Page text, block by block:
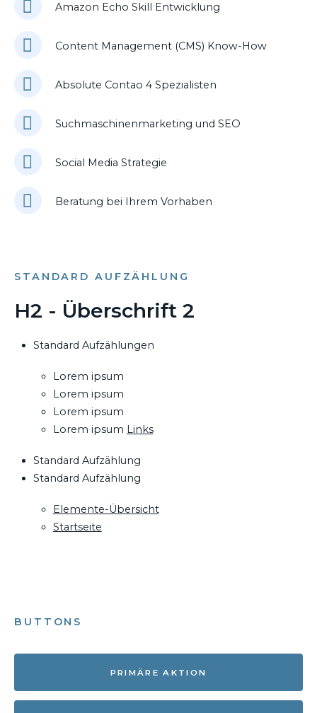
Amazon Echo Skill Entwicklung
Content Management (CMS) Know-How
Absolute Contao 4 Spezialisten
Suchmaschinenmarketing und SEO
Social Media Strategie
Beratung bei Ihrem Vorhaben
STANDARD AUFZÄHLUNG
H2 - Überschrift 2
Standard Aufzählungen
Lorem ipsum
Lorem ipsum
Lorem ipsum
Lorem ipsum Links
Standard Aufzählung
Standard Aufzählung
Elemente-Übersicht
Startseite
BUTTONS
PRIMÄRE AKTION